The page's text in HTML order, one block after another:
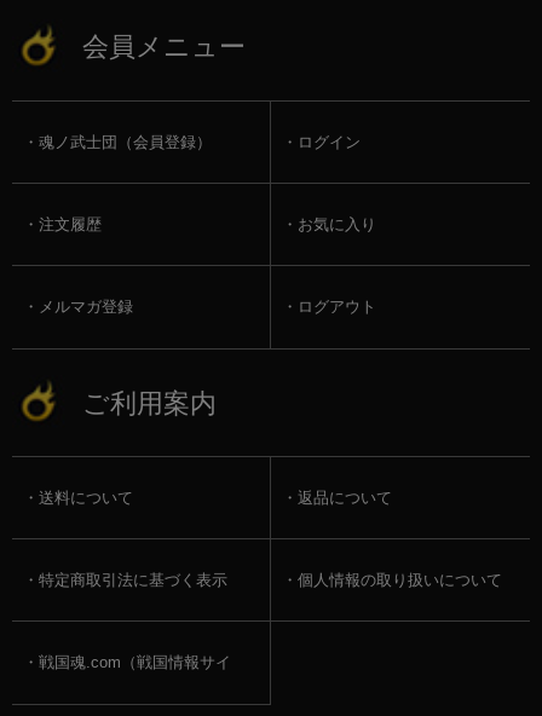
会員メニュー
魂ノ武士団（会員登録） ログイン
注文履歴 お気に入り
メルマガ登録 ログアウト
ご利用案内
送料について 返品について
特定商取引法に基づく表示 個人情報の取り扱いについて
戦国魂.com（戦国情報サイ